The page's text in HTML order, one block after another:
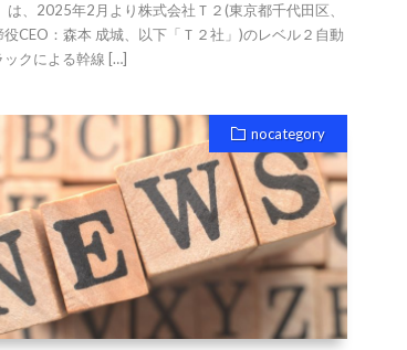
は、2025年2月より株式会社Ｔ２(東京都千代田区、
役CEO：森本 成城、以下「Ｔ２社」)のレベル２自動
ックによる幹線 […]
nocategory